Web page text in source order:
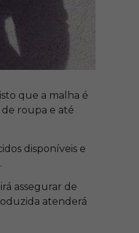
que a malha é
de roupa e até
disponíveis e
assegurar de
atenderá